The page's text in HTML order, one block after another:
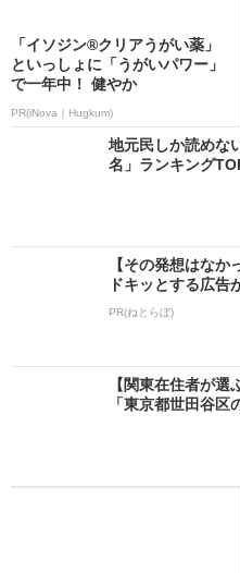
「イソジン®クリアうがい薬」
といっしょに「うがいパワー」
で一年中！ 健やか
PR(iNova｜Hugkum)
地元民しか読めな
名」ランキング
【その発想はな
ドキッとする広告
PR(ねとらぼ)
【関東在住者が選
「東京都世田谷区